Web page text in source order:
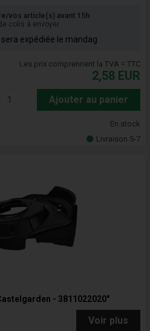
vos article(s) avant 15h
colis à envoyer
expédiée le mandag
Les prix comprennent la TVA = TTC
2,58 EUR
Ajouter au panier
En stock
Livraison 5-7
- 3811022020"
Voir plus